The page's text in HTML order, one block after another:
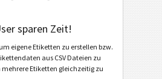
sparen Zeit!
um eigene Etiketten zu erstellen bzw.
aus CSV Dateien zu
Etiketten gleichzeitig zu